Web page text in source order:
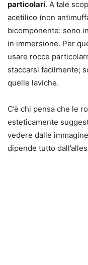
particolari. A tale
acetilico (non
bicomponente: sono
in immersione. Per
usare rocce
staccarsi facilmente;
quelle laviche.
C’è chi pensa che le
esteticamente
vedere dalle
dipende tutto